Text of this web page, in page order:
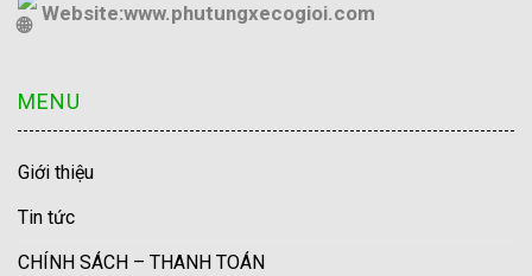
Website:www.phutungxecogioi.com
MENU
Giới thiệu
Tin tức
CHÍNH SÁCH – THANH TOÁN